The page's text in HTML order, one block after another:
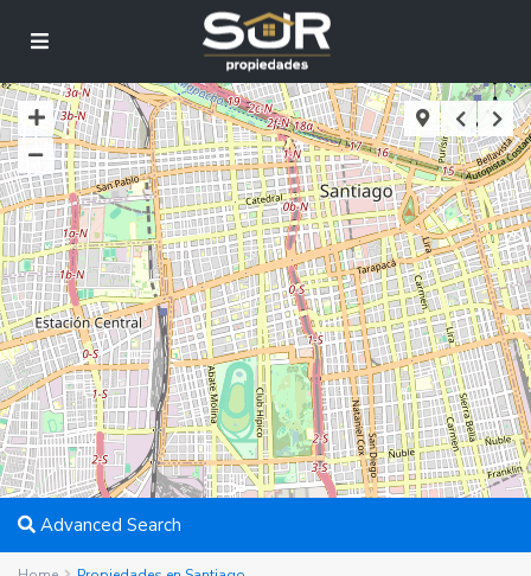
Advanced Search